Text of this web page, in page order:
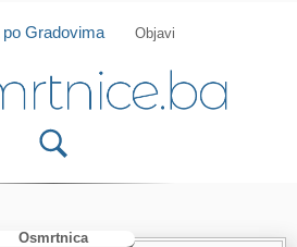
i IOS aplikaciju
po Gradovima Objavi
Osmrtnica